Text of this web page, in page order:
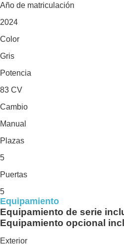
Año de matriculación
2024
Color
Gris
Potencia
83 CV
Cambio
Manual
Plazas
5
Puertas
5
Equipamiento
Equipamiento de serie
Equipamiento opcional
Exterior